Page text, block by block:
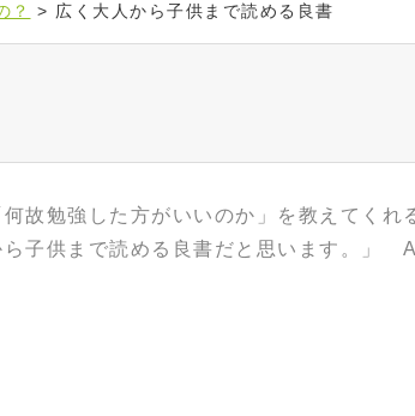
？ > 広く大人から子供まで読める良書
故勉強した方がいいのか」を教えてくれ
ら子供まで読める良書だと思います